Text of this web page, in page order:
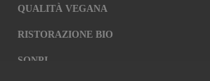
QUALITÀ VEGANA
RISTORAZIONE BIO
SQNPI